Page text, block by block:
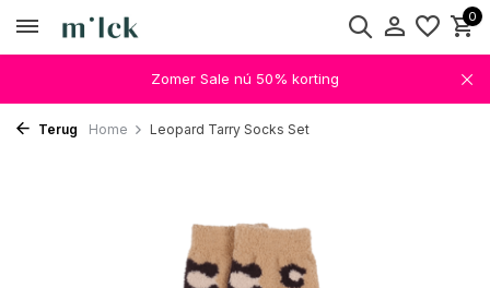
0
Zomer Sale nú 50% korting
Terug Home Leopard Tarry Socks Set